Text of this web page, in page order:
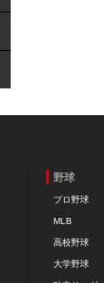
野球
プロ野球
MLB
高校野球
大学野球